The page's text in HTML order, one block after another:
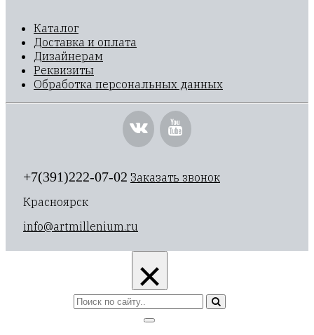
Каталог
Доставка и оплата
Дизайнерам
Реквизиты
Обработка персональных данных
+7(391)222-07-02 Заказать звонок
Красноярск
info@artmillenium.ru
×